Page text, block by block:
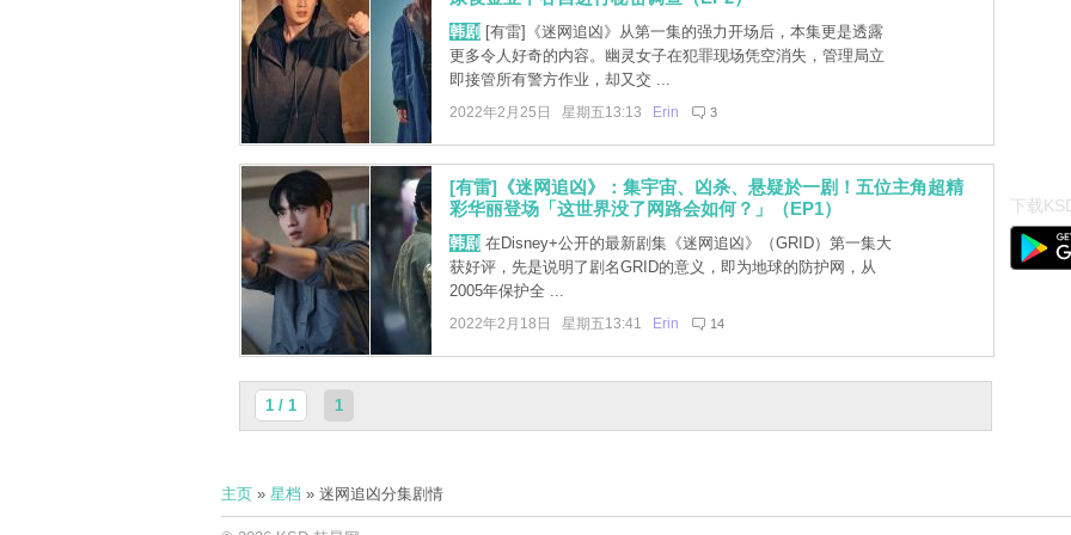
韩剧 [有雷]《迷网追凶》从第一集的强力开场后，本集更是透露
更多令人好奇的内容。幽灵女子在犯罪现场凭空消失，管理局立
即接管所有警方作业，却又交 ...
2022年2月25日 星期五13:13 Erin 3
[有雷]《迷网追凶》：集宇宙、凶杀、悬疑於一剧！五位主角超精
彩华丽登场「这世界没了网路会如何？」（EP1）
韩剧 在Disney+公开的最新剧集《迷网追凶》（GRID）第一集大
获好评，先是说明了剧名GRID的意义，即为地球的防护网，从
2005年保护全 ...
2022年2月18日 星期五13:41 Erin 14
1 / 1 1
下载
主页» 星档 » 迷网追凶分集剧情